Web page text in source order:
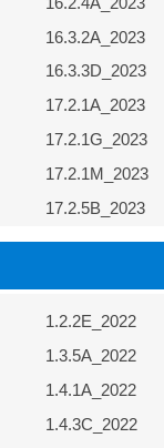
16.3.2A_2023
16.3.3D_2023
17.2.1A_2023
17.2.1G_2023
17.2.1M_2023
17.2.5B_2023
1.2.2E_2022
1.3.5A_2022
1.4.1A_2022
1.4.3C_2022